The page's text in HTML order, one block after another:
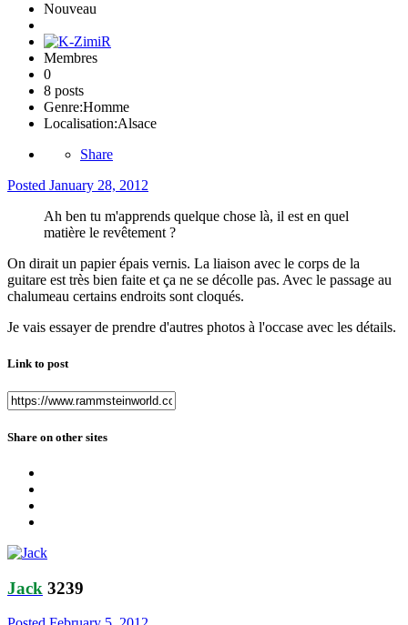
Nouveau
Membres
0
8 posts
Genre:Homme
Localisation:Alsace
Share
Posted January 28, 2012
Ah ben tu m'apprends quelque chose là, il est en quel
matière le revêtement ?
On dirait un papier épais vernis. La liaison avec le corps de la
guitare est très bien faite et ça ne se décolle pas. Avec le passage au
chalumeau certains endroits sont cloqués.
Je vais essayer de prendre d'autres photos à l'occase avec les détails.
Link to post
Share on other sites
Jack 3239